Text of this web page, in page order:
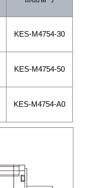
KES-M4754-30
KES-M4754-50
KES-M4754-A0